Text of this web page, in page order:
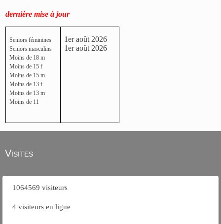
dernière mise à jour
Seniors féminines
Seniors masculins
Moins de 18 m
Moins de 15 f
Moins de 15 m
Moins de 13 f
Moins de 13 m
Moins de 11
1er août 2026
1er août 2026
Visites
1064569 visiteurs
4 visiteurs en ligne